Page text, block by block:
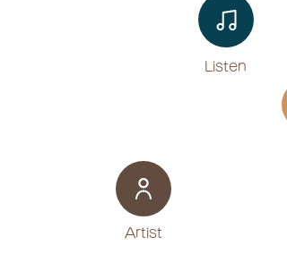
Listen​
​Artist